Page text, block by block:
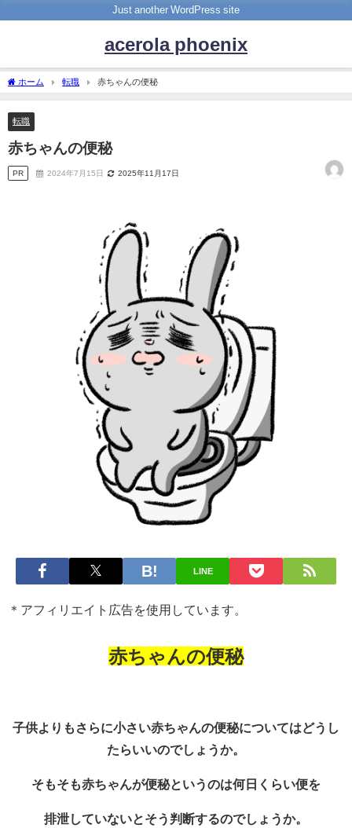
Just another WordPress site
acerola phoenix
ホーム 転職 赤ちゃんの便秘
転職
赤ちゃんの便秘
PR 2024年7月15日 2025年11月17日
LINE
＊アフィリエイト広告を使用しています。
赤ちゃんの便秘
子供よりもさらに小さい赤ちゃんの便秘についてはどうし
たらいいのでしょうか。
そもそも赤ちゃんが便秘というのは何日くらい便を
排泄していないとそう判断するのでしょうか。